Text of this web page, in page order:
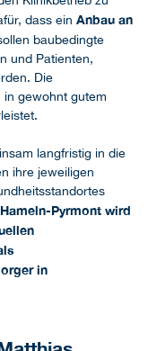
dass ein Anbau an
baubedingte
und Patienten,
Die
gewohnt gutem
langfristig in die
ihre jeweiligen
Pyrmont wird
in